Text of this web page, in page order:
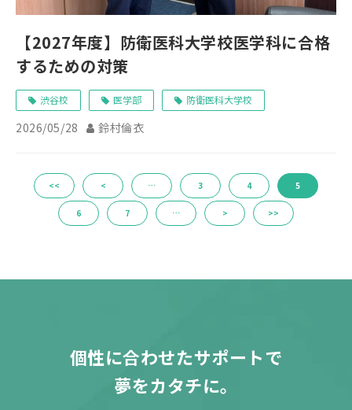
【2027年度】防衛医科大学校医学科に合格
するための対策
渋谷校 医学部 防衛医科大学校
2026/05/28 鈴村倫衣
<< < … 3 4 5
6 7 … > >>
個性に合わせたサポートで
夢をカタチに。